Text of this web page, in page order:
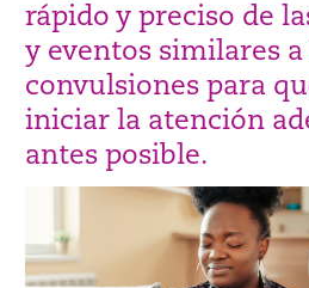
rápido y preciso de
y eventos similares a
convulsiones para
iniciar la atención
antes posible.